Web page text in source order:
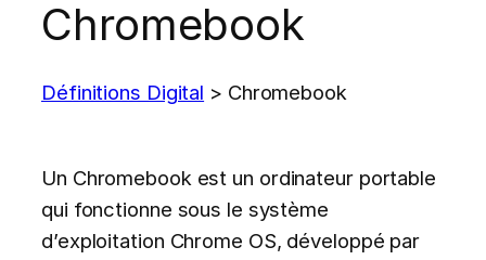
Chromebook
Définitions Digital > Chromebook
Un Chromebook est un ordinateur portable
qui fonctionne sous le système
d’exploitation Chrome OS, développé par